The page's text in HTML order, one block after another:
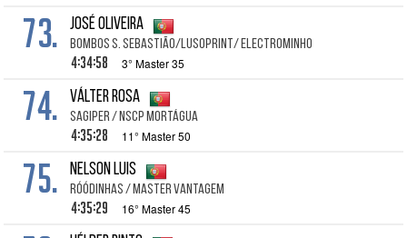
73. José Oliveira
Bombos S. Sebastião/LusoPrint/ ElectroMinho
4:34:58 3° Master 35
74. Válter Rosa
SAGIPER / NSCP Mortágua
4:35:28 11° Master 50
75. Nelson Luis
RÓÓDINHAS / Master Vantagem
4:35:29 16° Master 45